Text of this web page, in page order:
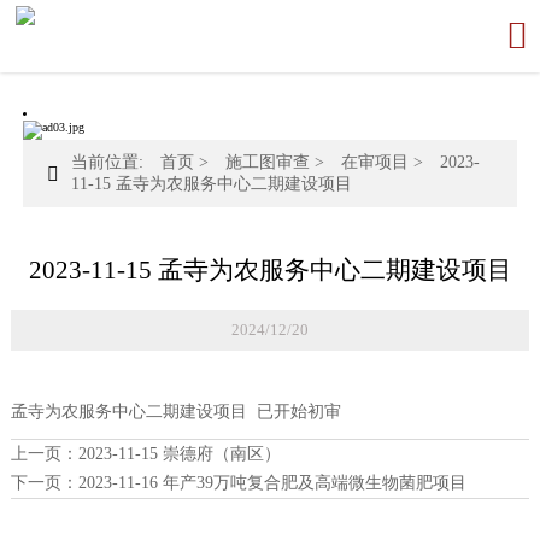


当前位置: 首页 > 施工图审查 > 在审项目 >
2023-
11-15 孟寺为农服务中心二期建设项目
2023-11-15 孟寺为农服务中心二期建设项目
2024/12/20
孟寺为农服务中心二期建设项目 已开始初审
上一页：
2023-11-15 崇德府（南区）
下一页：
2023-11-16 年产39万吨复合肥及高端微生物菌肥项目